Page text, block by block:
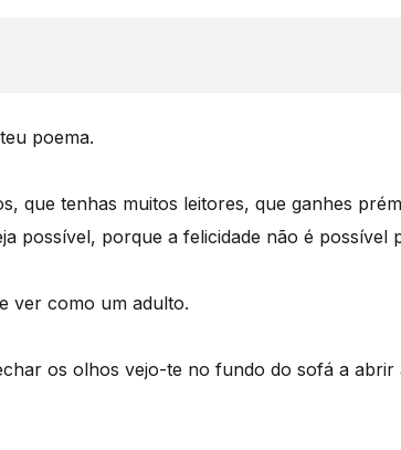
poema.
que tenhas muitos leitores, que ganhes
possível, porque a felicidade não é
ver como um adulto.
os olhos vejo-te no fundo do sofá a